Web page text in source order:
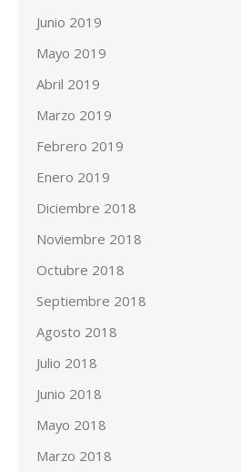
Junio 2019
Mayo 2019
Abril 2019
Marzo 2019
Febrero 2019
Enero 2019
Diciembre 2018
Noviembre 2018
Octubre 2018
Septiembre 2018
Agosto 2018
Julio 2018
Junio 2018
Mayo 2018
Marzo 2018